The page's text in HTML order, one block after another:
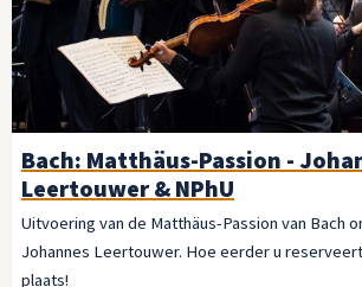
Bach: Matthäus-Passion -
Leertouwer & NPhU
Uitvoering van de Matthäus-Passion van Bach
Johannes Leertouwer. Hoe eerder u
plaats!